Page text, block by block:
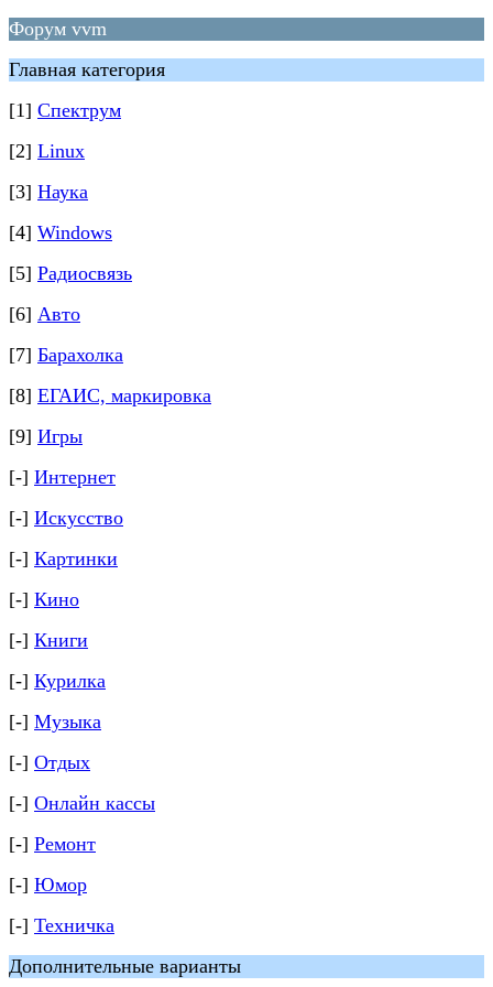
Форум vvm
Главная категория
[1] Спектрум
[2] Linux
[3] Наука
[4] Windows
[5] Радиосвязь
[6] Авто
[7] Барахолка
[8] ЕГАИС, маркировка
[9] Игры
[-] Интернет
[-] Искусство
[-] Картинки
[-] Кино
[-] Книги
[-] Курилка
[-] Музыка
[-] Отдых
[-] Онлайн кассы
[-] Ремонт
[-] Юмор
[-] Техничка
Дополнительные варианты